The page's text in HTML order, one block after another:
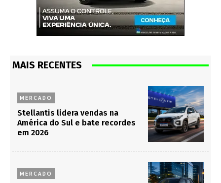
MAIS RECENTES
MERCADO
Stellantis lidera vendas na
América do Sul e bate recordes
em 2026
MERCADO